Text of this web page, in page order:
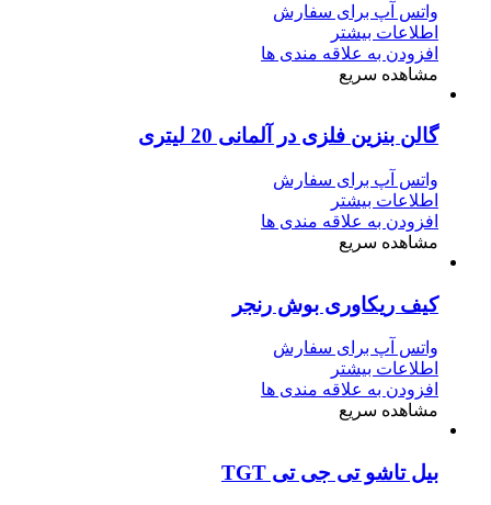
واتس آپ برای سفارش
اطلاعات بیشتر
افزودن به علاقه مندی ها
مشاهده سریع
گالن بنزین فلزی در آلمانی 20 لیتری
واتس آپ برای سفارش
اطلاعات بیشتر
افزودن به علاقه مندی ها
مشاهده سریع
کیف ریکاوری بوش رنجر
واتس آپ برای سفارش
اطلاعات بیشتر
افزودن به علاقه مندی ها
مشاهده سریع
بیل تاشو تی جی تی TGT